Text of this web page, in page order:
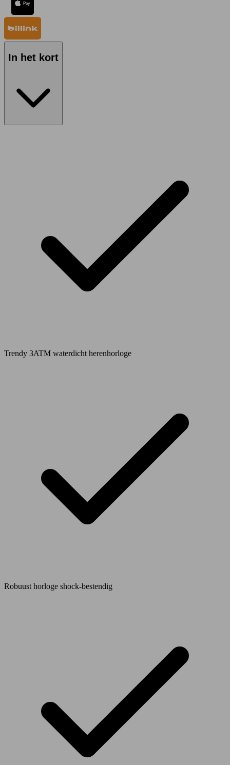
In het kort
Trendy 3ATM waterdicht herenhorloge
Robuust horloge shock-bestendig